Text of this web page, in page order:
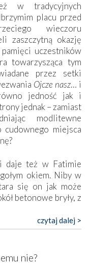
w tradycyjnych
placu przed
wieczoru
zaszczytną okazję
uczestników
towarzysząca tym
przez setki
Ojcze nasz… i
jedność jak i
jednak – zamiast
modlitewne
miejsca
daje też w Fatimie
okiem. Niby w
się on jak może
betonowe bryły, z
z żywą,
szare bunkry albo
bardziej
o ustawionym
czytaj dalej >
nie?